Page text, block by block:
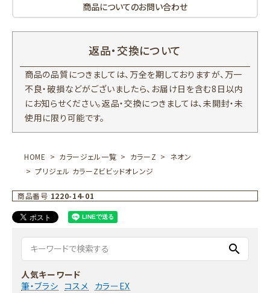
商品についてのお問い合わせ
返品・交換について
商品の品質につきましては、万全を期しておりますが、万一
不良・破損などがございましたら、お届け日を含む8日以内
にお知らせください。返品・交換につきましては、未開封・未
使用に限り可能です。
HOME カラージェル一覧 カラーZ
ネオン
プリジェル カラーZビビッドオレンジ
商品番号 1220-14-01
search
人気キーワード
筆・ブラシ コスメ カラーEX